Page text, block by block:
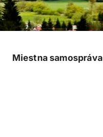
Miestna samospráva